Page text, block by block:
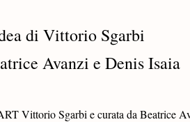
di Vittorio Sgarbi
Avanzi e Denis Isaia
Vittorio Sgarbi e curata da Beatrice